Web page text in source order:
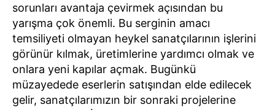
sorunları avantaja çevirmek açısından bu
yarışma çok önemli. Bu serginin amacı
temsiliyeti olmayan heykel sanatçılarının işlerini
görünür kılmak, üretimlerine yardımcı olmak ve
onlara yeni kapılar açmak. Bugünkü
müzayedede eserlerin satışından elde edilecek
gelir, sanatçılarımızın bir sonraki projelerine